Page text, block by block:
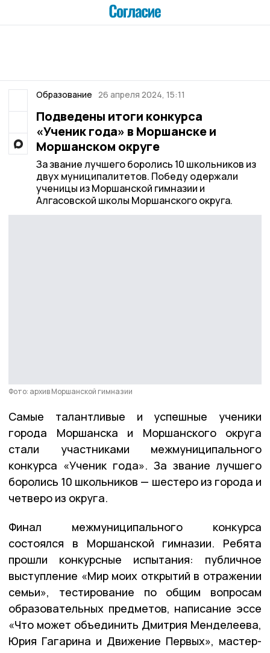
Образование 26 апреля 2024, 15:11
Подведены итоги конкурса
«Ученик года» в Моршанске и
Моршанском округе
За звание лучшего боролись 10 школьников из
двух муниципалитетов. Победу одержали
ученицы из Моршанской гимназии и
Алгасовской школы Моршанского округа.
Фото: архив Моршанской гимназии
Самые талантливые и успешные ученики
города Моршанска и Моршанского округа
стали участниками межмуниципального
конкурса «Ученик года». За звание лучшего
боролись 10 школьников — шестеро из города и
четверо из округа.
Финал межмуниципального конкурса
состоялся в Моршанской гимназии. Ребята
прошли конкурсные испытания: публичное
выступление «Мир моих открытий в отражении
семьи», тестирование по общим вопросам
образовательных предметов, написание эссе
«Что может объединить Дмитрия Менделеева,
Юрия Гагарина и Движение Первых», мастер-